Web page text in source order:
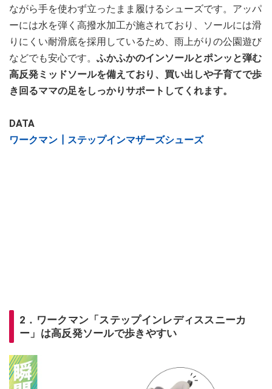
ながら手を使わず立ったまま履けるシューズです。アッパ
ーには水を弾く高撥水加工が施されており、ソールには滑
りにくい耐滑底を採用しているため、雨上がりの公園遊び
などでも安心です。 ふかふかのインソールとポンッと弾む
高反発ミッドソールを備えており、買い出しや子育てで歩
き回るママの足をしっかりサポートしてくれます。
DATA
ワークマン┃ステップインマザーズシューズ
2．ワークマン「ステップインレディススニーカ
ー」は高反発ソールで歩きやすい